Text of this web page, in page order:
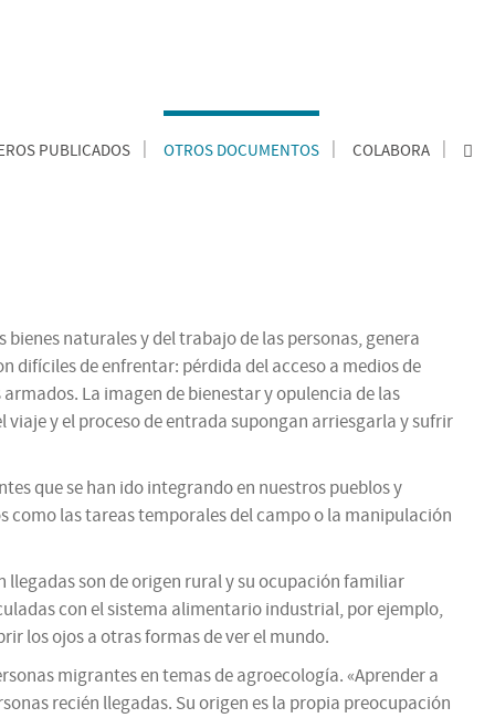
PUBLICADOS OTROS DOCUMENTOS COLABORA
naturales y del trabajo de las personas, genera
difíciles de enfrentar: pérdida del acceso a medios de
La imagen de bienestar y opulencia de las
y el proceso de entrada supongan arriesgarla y sufrir
que se han ido integrando en nuestros pueblos y
las tareas temporales del campo o la manipulación
llegadas son de origen rural y su ocupación familiar
con el sistema alimentario industrial, por ejemplo,
los ojos a otras formas de ver el mundo.
migrantes en temas de agroecología. «Aprender a
recién llegadas. Su origen es la propia preocupación